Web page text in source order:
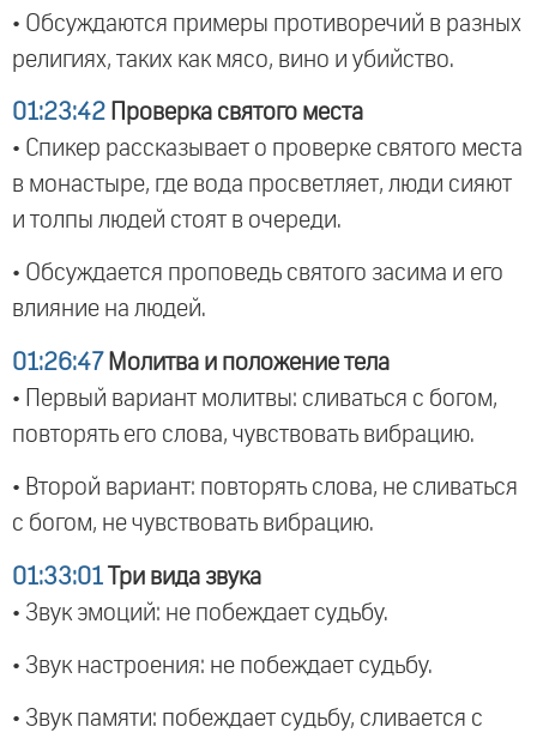
• Обсуждаются примеры противоречий в разных
религиях, таких как мясо, вино и убийство.
01:23:42 Проверка святого места
• Спикер рассказывает о проверке святого места
в монастыре, где вода просветляет, люди сияют
и толпы людей стоят в очереди.
• Обсуждается проповедь святого засима и его
влияние на людей.
01:26:47 Молитва и положение тела
• Первый вариант молитвы: сливаться с богом,
повторять его слова, чувствовать вибрацию.
• Второй вариант: повторять слова, не сливаться
с богом, не чувствовать вибрацию.
01:33:01 Три вида звука
• Звук эмоций: не побеждает судьбу.
• Звук настроения: не побеждает судьбу.
• Звук памяти: побеждает судьбу, сливается с